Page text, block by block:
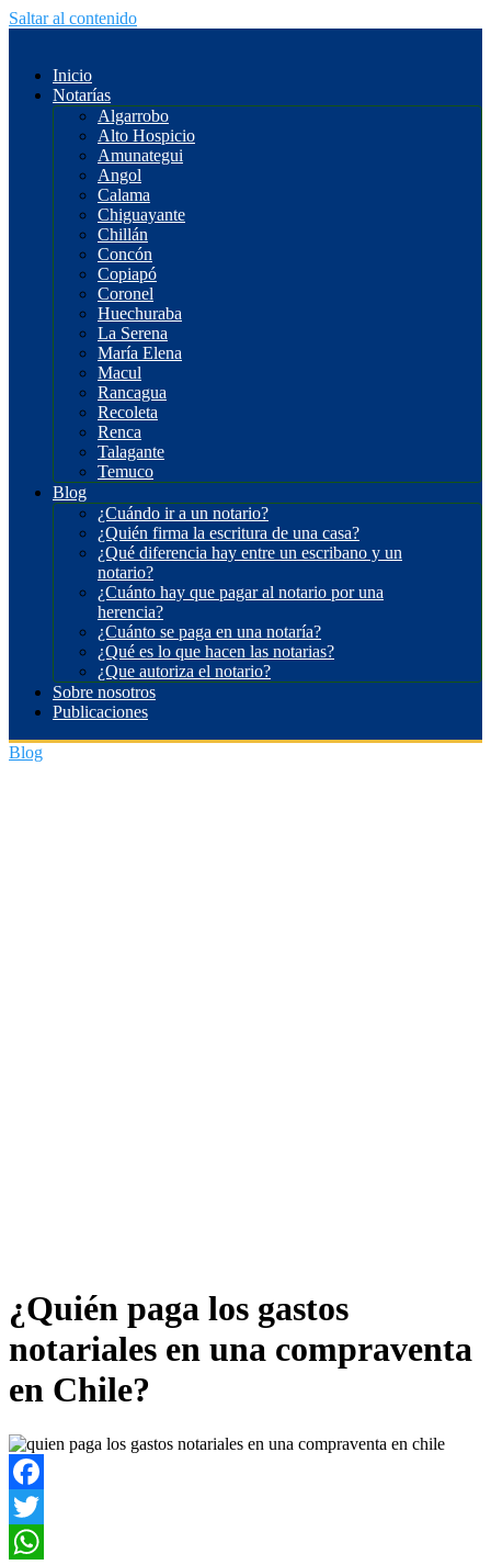
Saltar al contenido
Inicio
Notarías
Algarrobo
Alto Hospicio
Amunategui
Angol
Calama
Chiguayante
Chillán
Concón
Copiapó
Coronel
Huechuraba
La Serena
María Elena
Macul
Rancagua
Recoleta
Renca
Talagante
Temuco
Blog
¿Cuándo ir a un notario?
¿Quién firma la escritura de una casa?
¿Qué diferencia hay entre un escribano y un
notario?
¿Cuánto hay que pagar al notario por una
herencia?
¿Cuánto se paga en una notaría?
¿Qué es lo que hacen las notarias?
¿Que autoriza el notario?
Sobre nosotros
Publicaciones
Blog
¿Quién paga los gastos
notariales en una compraventa
en Chile?
Facebook
Twitter